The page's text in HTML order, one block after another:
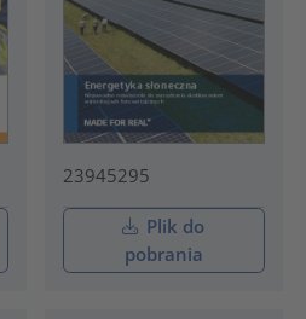
23945295
Plik do
pobrania